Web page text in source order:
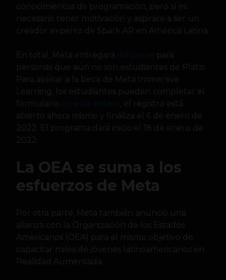
conocimientos de programación, pero sí es
necesario tener motivación y aspirare a ser un
creador experto de Spark AR en América Latina.
En total, Meta entregará
para
personas que aún no son estudiantes de Platzi.
Para aplicar a la beca de Meta Immersive
Learning, los estudiantes pueden completar el
formulario
, el registro está
abierto ahora mismo y finaliza el 6 de enero de
2022. El programa dará inicio el 18 de enero de
2022.
La OEA se suma a los
esfuerzos de Meta
Por otra parte, Meta también anunció una
alianza con la Organización de los Estados
Americanos (OEA) para el mismo objetivo de
capacitar miles de jóvenes latinoamericanos en
Realidad Aumentada.